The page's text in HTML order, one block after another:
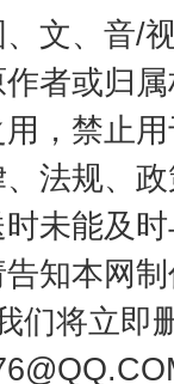
、文、音/
者或归
，禁止
法规、
未能及
知本网
们将立即